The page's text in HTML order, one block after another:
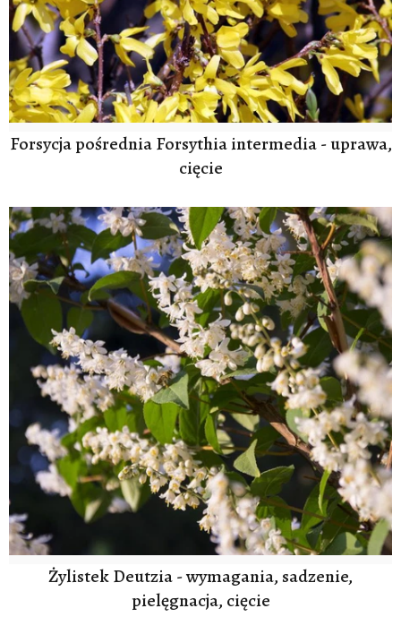
Forsycja pośrednia Forsythia intermedia - uprawa,
cięcie
Żylistek Deutzia - wymagania, sadzenie,
pielęgnacja, cięcie